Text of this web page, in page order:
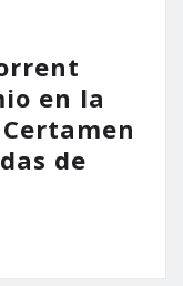
en la
de